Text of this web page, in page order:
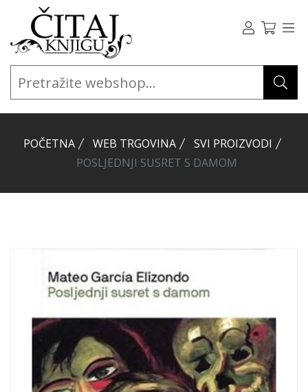
POČETNA WEB TRGOVINA
SVI PROIZVODI
POSLJEDNJI SUSRET S DAMOM